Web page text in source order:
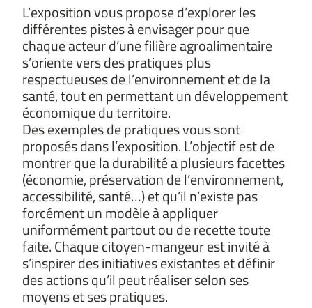
L’exposition vous propose d’explorer les
différentes pistes à envisager pour que
chaque acteur d’une filière agroalimentaire
s’oriente vers des pratiques plus
respectueuses de l’environnement et de la
santé, tout en permettant un développement
économique du territoire.
Des exemples de pratiques vous sont
proposés dans l’exposition. L’objectif est de
montrer que la durabilité a plusieurs facettes
(économie, préservation de l’environnement,
accessibilité, santé…) et qu’il n’existe pas
forcément un modèle à appliquer
uniformément partout ou de recette toute
faite. Chaque citoyen-mangeur est invité à
s’inspirer des initiatives existantes et définir
des actions qu’il peut réaliser selon ses
moyens et ses pratiques.